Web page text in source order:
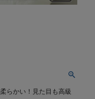
らかい！見た目も高級